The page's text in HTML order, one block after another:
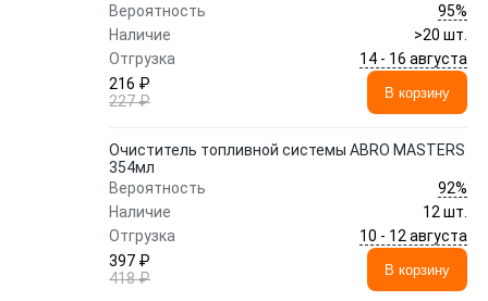
Вероятность
95%
Наличие
>20 шт.
Отгрузка
14 - 16 августа
216 ₽
227 ₽
В корзину
Очиститель топливной системы ABRO MASTERS
354мл
Вероятность
92%
Наличие
12 шт.
Отгрузка
10 - 12 августа
397 ₽
418 ₽
В корзину